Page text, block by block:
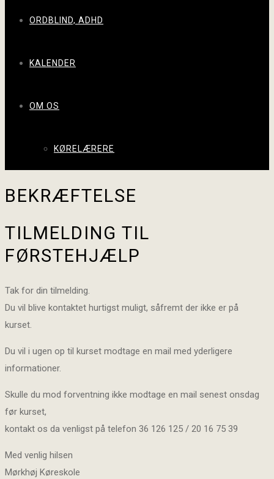
ORDBLIND, ADHD
KALENDER
OM OS
KØRELÆRERE
BEKRÆFTELSE
TILMELDING TIL
FØRSTEHJÆLP
Tak for din tilmelding.
Du vil blive kontaktet hurtigst muligt, såfremt der ikke er på
kurset.
Du vil i ugen op til kurset modtage en mail med yderligere
informationer.
Skulle du mod forventning ikke modtage en mail senest onsdag
før kurset,
kontakt os da venligst på telefon 36 126 125 / 20 16 75 39
Med venlig hilsen
Mørkhøj Køreskole